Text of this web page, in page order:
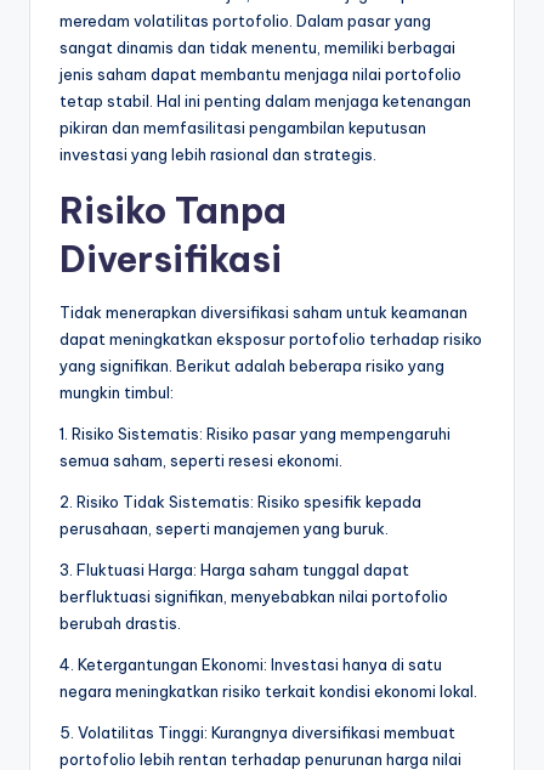
meredam volatilitas portofolio. Dalam pasar yang
sangat dinamis dan tidak menentu, memiliki berbagai
jenis saham dapat membantu menjaga nilai portofolio
tetap stabil. Hal ini penting dalam menjaga ketenangan
pikiran dan memfasilitasi pengambilan keputusan
investasi yang lebih rasional dan strategis.
Risiko Tanpa
Diversifikasi
Tidak menerapkan diversifikasi saham untuk keamanan
dapat meningkatkan eksposur portofolio terhadap risiko
yang signifikan. Berikut adalah beberapa risiko yang
mungkin timbul:
1. Risiko Sistematis: Risiko pasar yang mempengaruhi
semua saham, seperti resesi ekonomi.
2. Risiko Tidak Sistematis: Risiko spesifik kepada
perusahaan, seperti manajemen yang buruk.
3. Fluktuasi Harga: Harga saham tunggal dapat
berfluktuasi signifikan, menyebabkan nilai portofolio
berubah drastis.
4. Ketergantungan Ekonomi: Investasi hanya di satu
negara meningkatkan risiko terkait kondisi ekonomi lokal.
5. Volatilitas Tinggi: Kurangnya diversifikasi membuat
portofolio lebih rentan terhadap penurunan harga nilai